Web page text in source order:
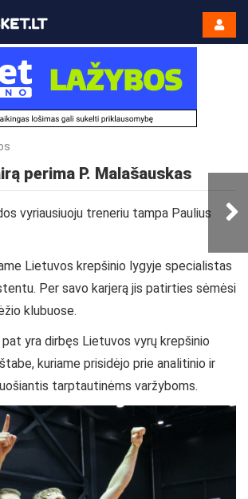
perima P. Malašauskas
vyriausiuoju treneriu tampa Paulius
Lietuvos krepšinio lygyje specialistas
Per savo karjerą jis patirties sėmėsi
klubuose.
yra dirbęs Lietuvos vyrų krepšinio
kuriame prisidėjo prie analitinio ir
tarptautinėms varžyboms.